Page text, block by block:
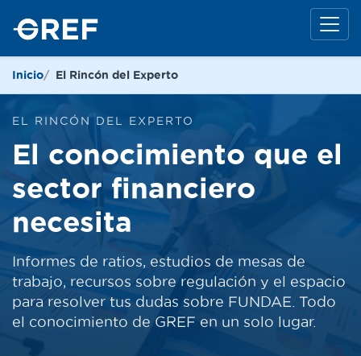
Inicio El Rincón del Experto
EL RINCÓN DEL EXPERTO
El conocimiento que el
sector financiero
necesita
Informes de ratios, estudios de mesas de
trabajo, recursos sobre regulación y el espacio
para resolver tus dudas sobre FUNDAE. Todo
el conocimiento de GREF en un solo lugar.